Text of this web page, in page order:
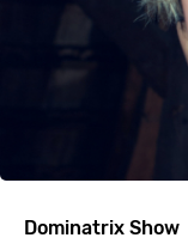
Dominatrix Show